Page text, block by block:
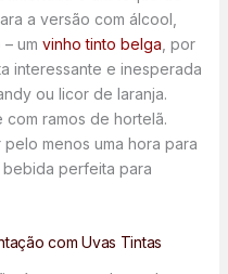
a versão com álcool,
um vinho tinto belga , por
interessante e inesperada
ou licor de laranja.
ramos de hortelã.
menos uma hora para
bebida perfeita para
com Uvas Tintas